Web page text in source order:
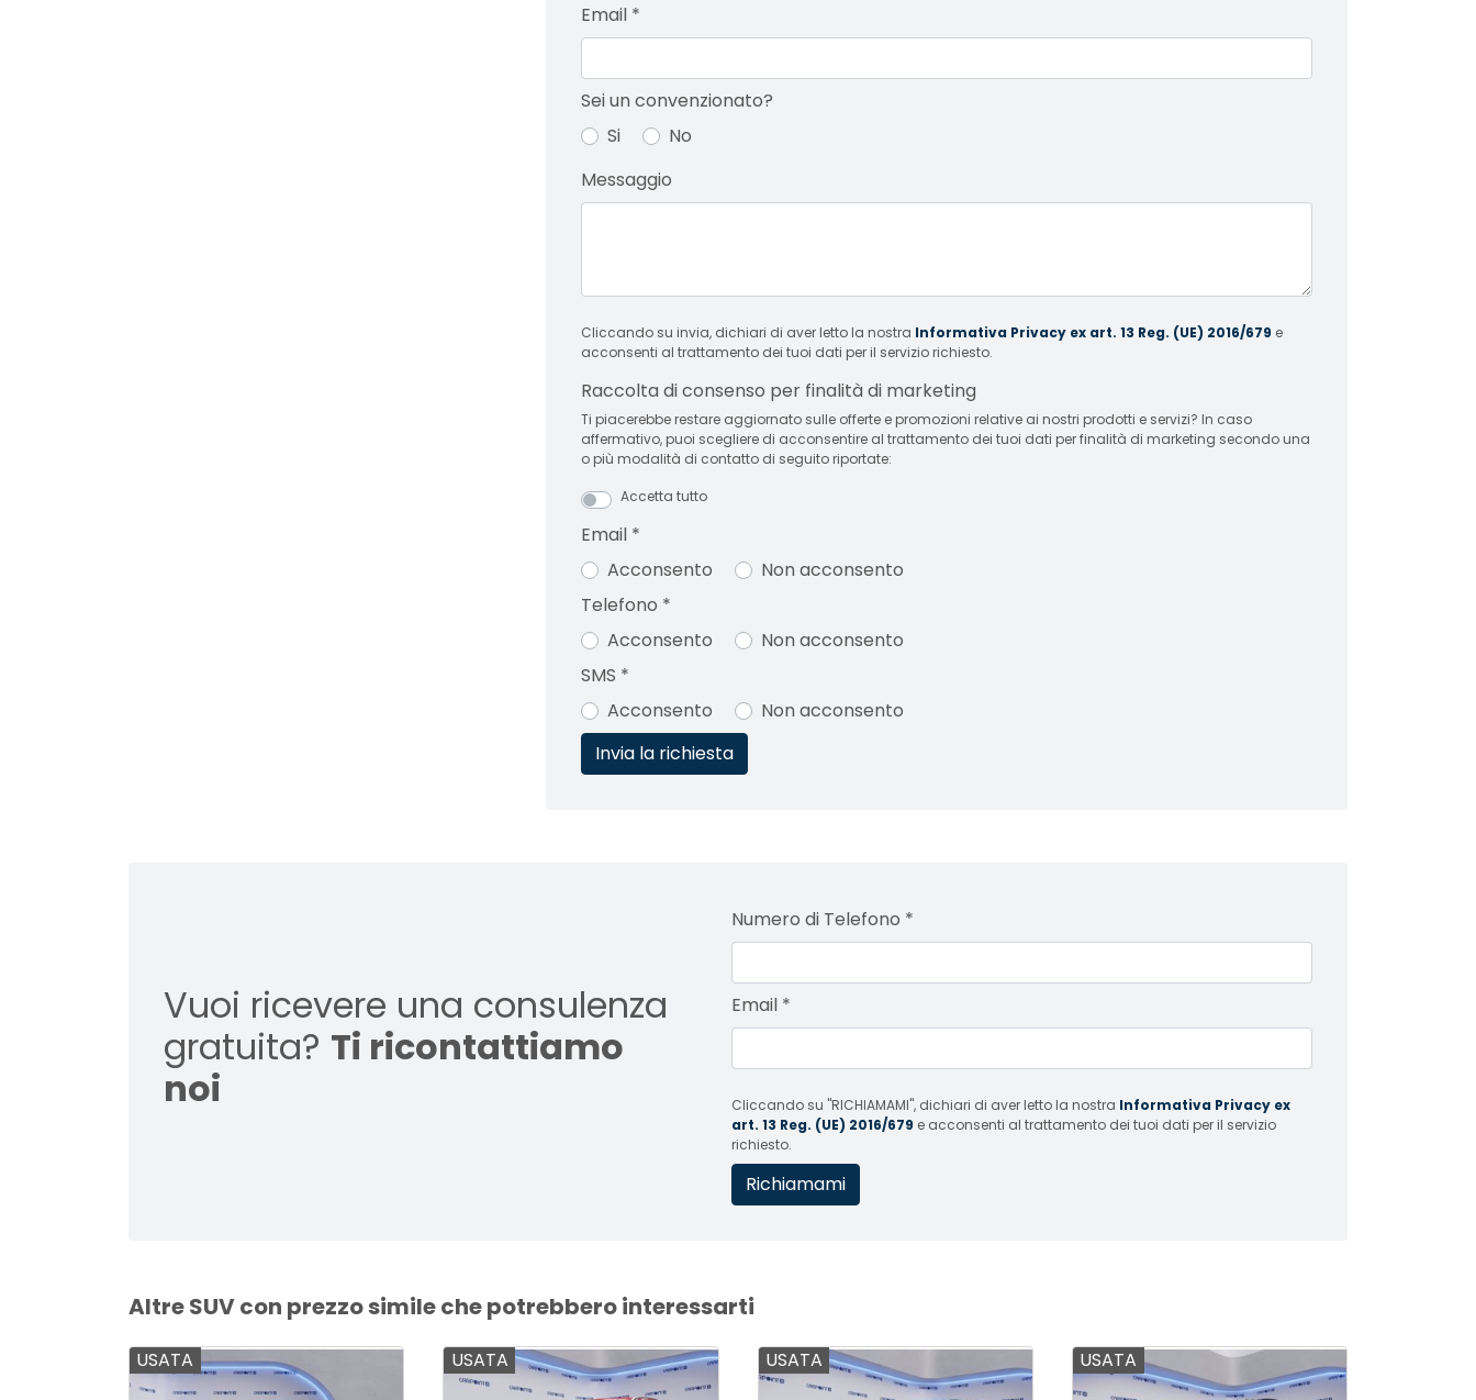
Email *
Sei un convenzionato?
Si
No
Messaggio
Cliccando su invia, dichiari di aver letto la nostra Informativa Privacy ex art. 13 Reg. (UE) 2016/679 e
acconsenti al trattamento dei tuoi dati per il servizio richiesto.
Raccolta di consenso per finalità di marketing
Ti piacerebbe restare aggiornato sulle offerte e promozioni relative ai nostri prodotti e servizi? In caso
affermativo, puoi scegliere di acconsentire al trattamento dei tuoi dati per finalità di marketing secondo una
o più modalità di contatto di seguito riportate:
Accetta tutto
Email *
Acconsento
Non acconsento
Telefono *
Acconsento
Non acconsento
SMS *
Acconsento
Non acconsento
Vuoi ricevere una consulenza
gratuita? Ti ricontattiamo
noi
Numero di Telefono *
Email *
Cliccando su "RICHIAMAMI", dichiari di aver letto la nostra Informativa Privacy ex
art. 13 Reg. (UE) 2016/679 e acconsenti al trattamento dei tuoi dati per il servizio
richiesto.
Altre SUV con prezzo simile che potrebbero interessarti
USATA USATA USATA USATA